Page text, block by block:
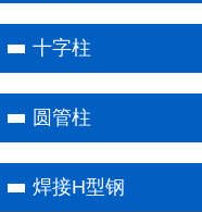
十字柱
圆管柱
焊接H型钢